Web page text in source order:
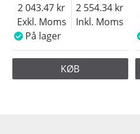
Exkl. Moms
2 043.47
Inkl. Moms
2 554.34
På lager
KØB